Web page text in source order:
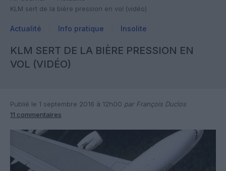
KLM sert de la bière pression en vol (vidéo)
Actualité Info pratique Insolite
KLM SERT DE LA BIÈRE PRESSION EN
VOL (VIDÉO)
Publié le 1 septembre 2016 à 12h00 par François Duclos
11 commentaires